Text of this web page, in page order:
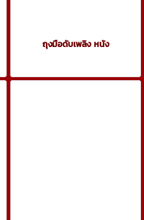
ถุงมือดับเพลิง หนัง